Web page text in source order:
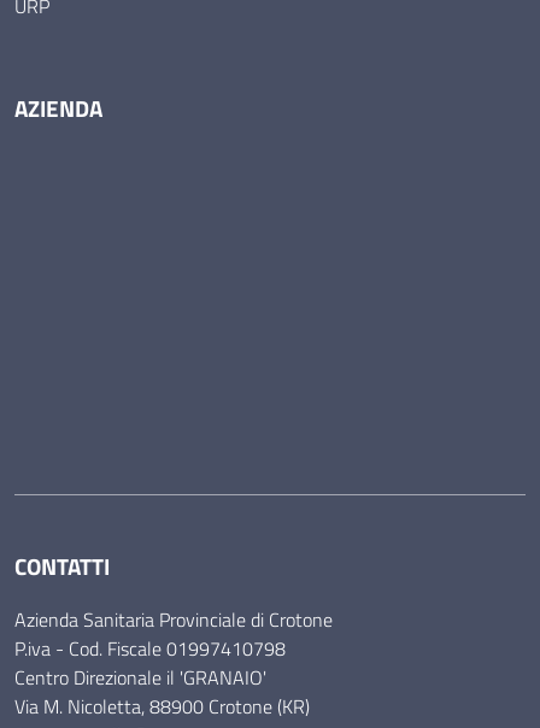
URP
AZIENDA
CONTATTI
Azienda Sanitaria Provinciale di Crotone
P.iva - Cod. Fiscale 01997410798
Centro Direzionale il 'GRANAIO'
Via M. Nicoletta, 88900 Crotone (KR)